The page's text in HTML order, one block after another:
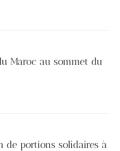
Maroc au sommet du
de portions solidaires à